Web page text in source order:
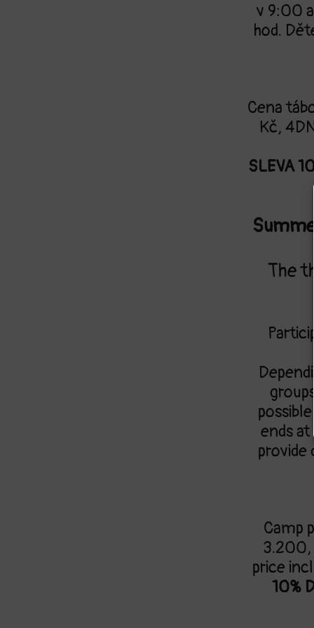
v 9:00
hod.
Cena
Kč,
SLEVA
The
ends
provide
Camp
3.200,
price
10%